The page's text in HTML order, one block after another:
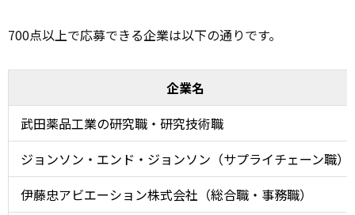
700点以上で応募できる企業は以下の通りです。
企業名
武田薬品工業の研究職・研究技術職
ジョンソン・エンド・ジョンソン（サプライチェーン職）
伊藤忠アビエーション株式会社（総合職・事務職）